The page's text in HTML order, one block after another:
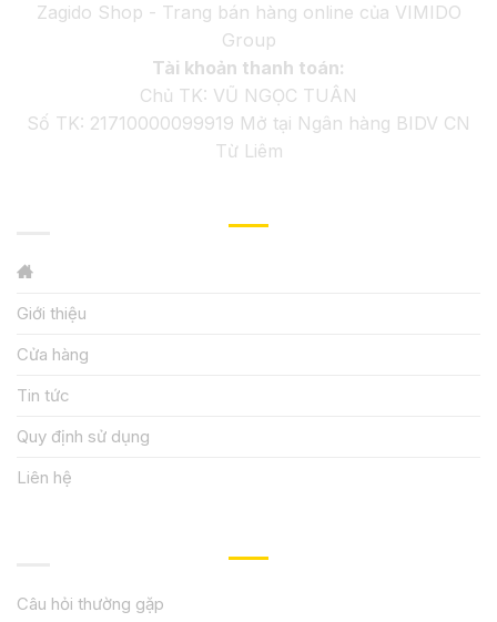
Zagido Shop - Trang bán hàng online của VIMIDO
Group
Tài khoản thanh toán:
Chủ TK: VŨ NGỌC TUÂN
Số TK: 21710000099919 Mở tại Ngân hàng BIDV CN
Từ Liêm
Giới thiệu
Cửa hàng
Tin tức
Quy định sử dụng
Liên hệ
Câu hỏi thường gặp